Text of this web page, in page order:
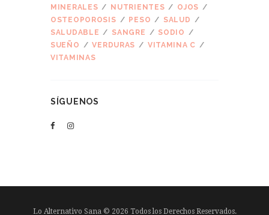
MINERALES
NUTRIENTES
OJOS
OSTEOPOROSIS
PESO
SALUD
SALUDABLE
SANGRE
SODIO
SUEÑO
VERDURAS
VITAMINA C
VITAMINAS
SÍGUENOS
Lo Alternativo Sana © 2026 Todos los Derechos Reservados.